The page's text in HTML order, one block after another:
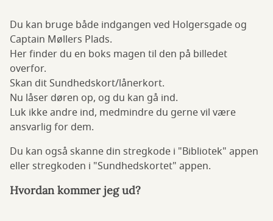
Du kan bruge både indgangen ved Holgersgade og
Captain Møllers Plads.
Her finder du en boks magen til den på billedet
overfor.
Skan dit Sundhedskort/lånerkort.
Nu låser døren op, og du kan gå ind.
Luk ikke andre ind, medmindre du gerne vil være
ansvarlig for dem.
Du kan også skanne din stregkode i "Bibliotek" appen
eller stregkoden i "Sundhedskortet" appen.
Hvordan kommer jeg ud?